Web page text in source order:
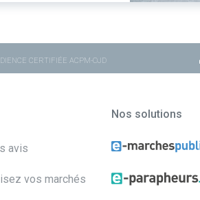
CERTIFIÉE ACPM-OJD
avis
vos marchés
Nos solutions